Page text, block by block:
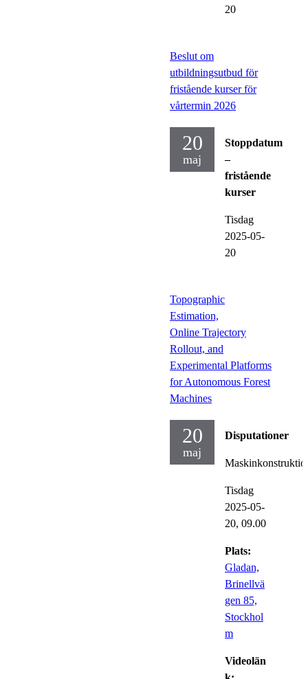
20
Beslut om
utbildningsutbud för
fristående kurser för
vårtermin 2026
20
maj
Stoppdatum
–
fristående
kurser
Tisdag
2025-05-
20
Topographic
Estimation,
Online Trajectory
Rollout, and
Experimental Platforms
for Autonomous Forest
Machines
20
maj
Disputationer
Tisdag
2025-05-
20, 09.00
Plats:
Gladan,
Brinellvä
gen 85,
Stockhol
m
Videolän